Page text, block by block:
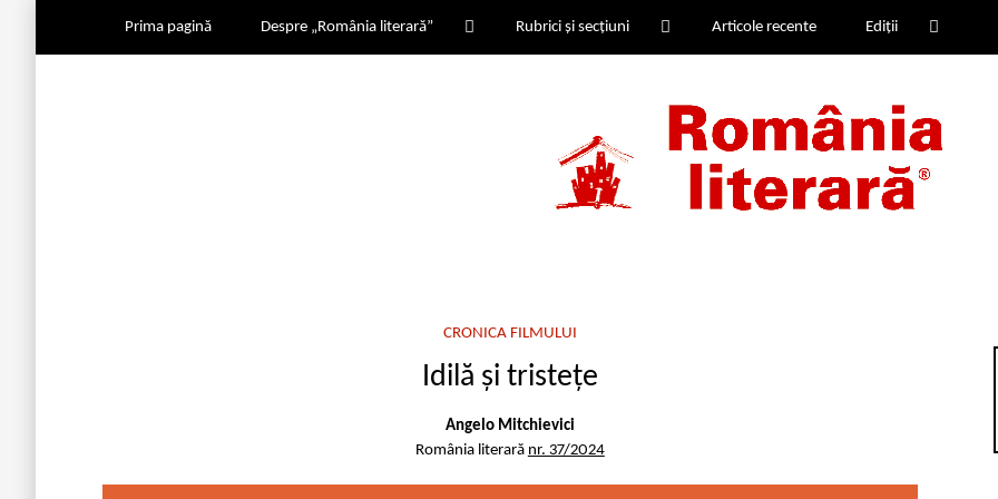
Prima pagină Despre „România literară” Rubrici și secțiuni Articole recente Ediții
CRONICA FILMULUI
Idilă şi tristețe
Angelo Mitchievici
România literară nr. 37/2024